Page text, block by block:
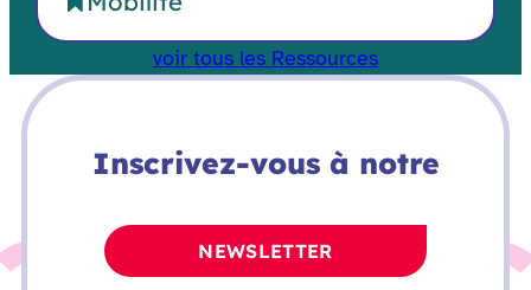
voir tous les Ressources
Inscrivez-vous à notre
NEWSLETTER